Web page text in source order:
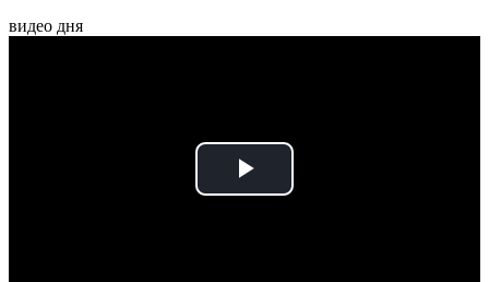
видео дня
Play